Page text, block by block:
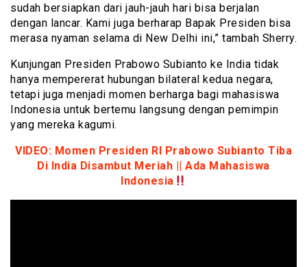
sudah bersiapkan dari jauh-jauh hari bisa berjalan
dengan lancar. Kami juga berharap Bapak Presiden bisa
merasa nyaman selama di New Delhi ini,” tambah Sherry.
Kunjungan Presiden Prabowo Subianto ke India tidak
hanya mempererat hubungan bilateral kedua negara,
tetapi juga menjadi momen berharga bagi mahasiswa
Indonesia untuk bertemu langsung dengan pemimpin
yang mereka kagumi.
VIDEO: Momen Presiden RI Prabowo Subianto Tiba
Di India Disambut Meriah || Ada Mahasiswa
Indonesia